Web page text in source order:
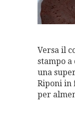
Versa il
stampo
una
Riponi in
per